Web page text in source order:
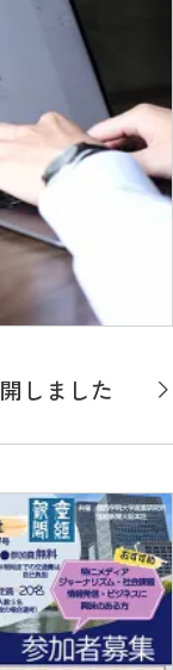
しました